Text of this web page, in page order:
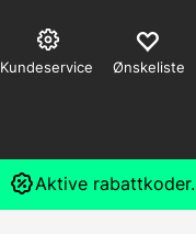
Kundeservice
Aktive rabattkoder.